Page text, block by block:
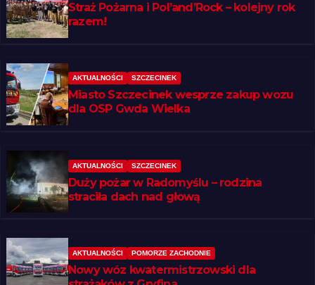
Straż Pożarna i Pol’and’Rock – kolejny rok
razem!
AKTUALNOŚCI SZCZECINEK
Miasto Szczecinek wesprze zakup wozu
dla OSP Gwda Wielka
AKTUALNOŚCI SZCZECINEK
Duży pożar w Radomyślu – rodzina
straciła dach nad głową
AKTUALNOŚCI POMORZE ZACHODNIE
Nowy wóz kwatermistrzowski dla